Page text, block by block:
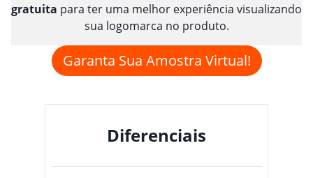
gratuita para ter uma melhor experiência visualizando
sua logomarca no produto.
Garanta Sua Amostra Virtual!
Diferenciais